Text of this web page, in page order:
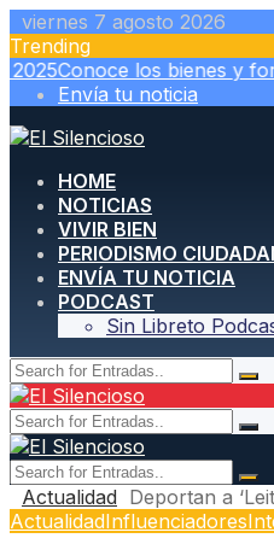
Skip
to
content
viernes 7 agosto 2026
Trending
Conoce los bienes y
Envía tu noticia
HOME
NOTICIAS
VIVIR BIEN
PERIODISMO
ENVÍA TU NOTICIA
PODCAST
Sin Libreto
Actualidad Deportan a
ActualidadInfluenciadores